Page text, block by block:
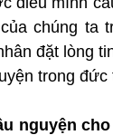
chúng ta
đặt lòng
trong đức
nguyện